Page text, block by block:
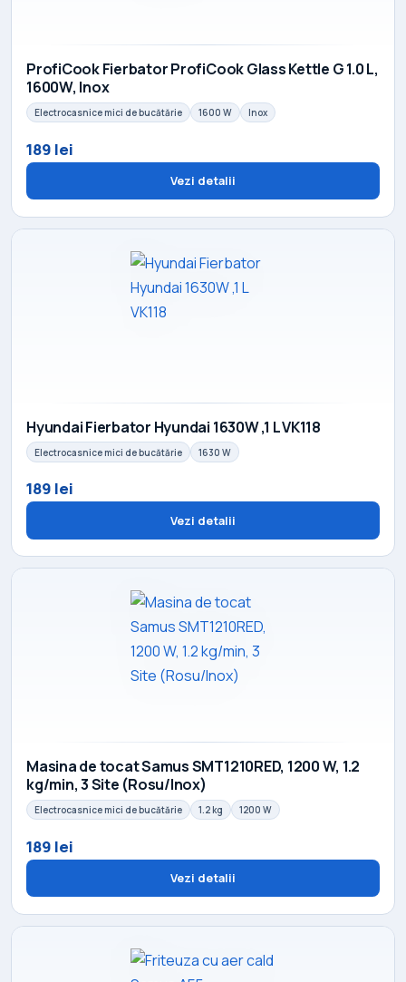
ProfiCook Fierbator ProfiCook Glass Kettle G 1.0 L,
1600W, Inox
Electrocasnice mici de bucătărie 1600 W Inox
189 lei
Vezi detalii
Hyundai Fierbator Hyundai 1630W ,1 L VK118
Electrocasnice mici de bucătărie 1630 W
189 lei
Vezi detalii
Masina de tocat Samus SMT1210RED, 1200 W, 1.2
kg/min, 3 Site (Rosu/Inox)
Electrocasnice mici de bucătărie 1.2 kg 1200 W
189 lei
Vezi detalii